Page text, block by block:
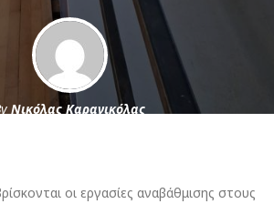
Νικόλας Καρανικόλας
οι εργασίες αναβάθμισης στους